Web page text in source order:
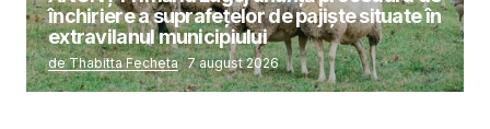
închiriere a suprafețelor de pajiște situate în
extravilanul municipiului
de Thabitta Fecheta 7 august 2026